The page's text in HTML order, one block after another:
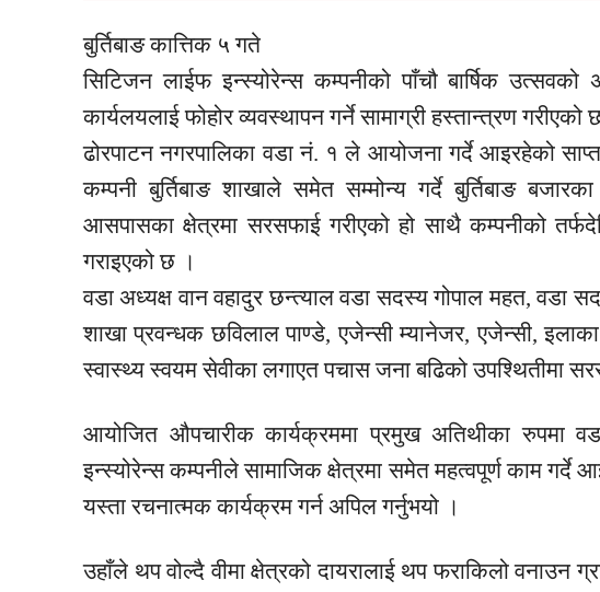
बुर्तिबाङ कात्तिक ५ गते
सिटिजन लाईफ इन्स्योरेन्स कम्पनीको पाँचौ बार्षिक
कार्यलयलाई फोहोर व्यवस्थापन गर्ने सामाग्री हस्तान्त्रण गरीएको
ढोरपाटन नगरपालिका वडा नं. १ ले आयोजना गर्दे आइरहेको
कम्पनी बुर्तिबाङ शाखाले समेत सम्मोन्य गर्दे बुर्तिबाङ
आसपासका क्षेत्रमा सरसफाई गरीएको हो साथै कम्पनीको
गराइएको छ ।
वडा अध्यक्ष वान वहादुर छन्त्याल वडा सदस्य गोपाल महत, वडा
शाखा प्रवन्धक छविलाल पाण्डे, एजेन्सी म्यानेजर, एजेन्सी, इलाका
स्वास्थ्य स्वयम सेवीका लगाएत पचास जना बढिको उपश्थितीमा
आयोजित औपचारीक कार्यक्रममा प्रमुख अतिथीका रुपमा
इन्स्योरेन्स कम्पनीले सामाजिक क्षेत्रमा समेत महत्वपूर्ण काम गर्दे
यस्ता रचनात्मक कार्यक्रम गर्न अपिल गर्नुभयो ।
उहाँले थप वोल्दै वीमा क्षेत्रको दायरालाई थप फराकिलो वनाउन